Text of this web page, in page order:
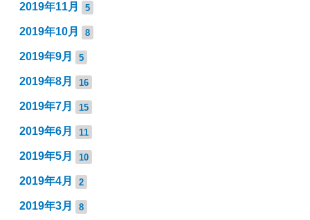
2019年11月 5
2019年10月 8
2019年9月 5
2019年8月 16
2019年7月 15
2019年6月 11
2019年5月 10
2019年4月 2
2019年3月 8